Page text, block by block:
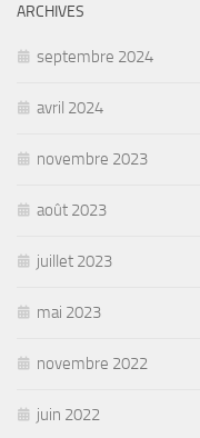
ARCHIVES
septembre 2024
avril 2024
novembre 2023
août 2023
juillet 2023
mai 2023
novembre 2022
juin 2022